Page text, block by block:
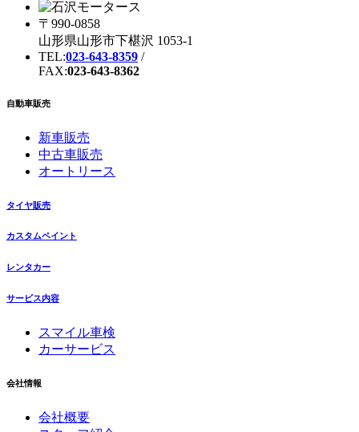
〒990-0858
山形県山形市下椹沢 1053-1
TEL:023-643-8359 /
FAX:023-643-8362
自動車販売
新車販売
中古車販売
オートリース
タイヤ販売
カスタムペイント
レンタカー
サービス内容
スマイル車検
カーサービス
会社情報
会社概要